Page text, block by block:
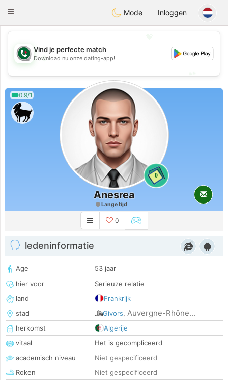
Weshrak
Toggle
Mode Inloggen
💖
💕
Vind je perfecte match
Download nu onze dating-app!
0.9/1
0
Anesrea
Lange tijd
0
ledeninformatie
Age
53 jaar
hier voor
Serieuze relatie
land
Frankrijk
stad
Givors, Auvergne-Rhône...
herkomst
Algerije
vitaal
Het is gecompliceerd
academisch niveau
Niet gespecificeerd
Roken
Niet gespecificeerd